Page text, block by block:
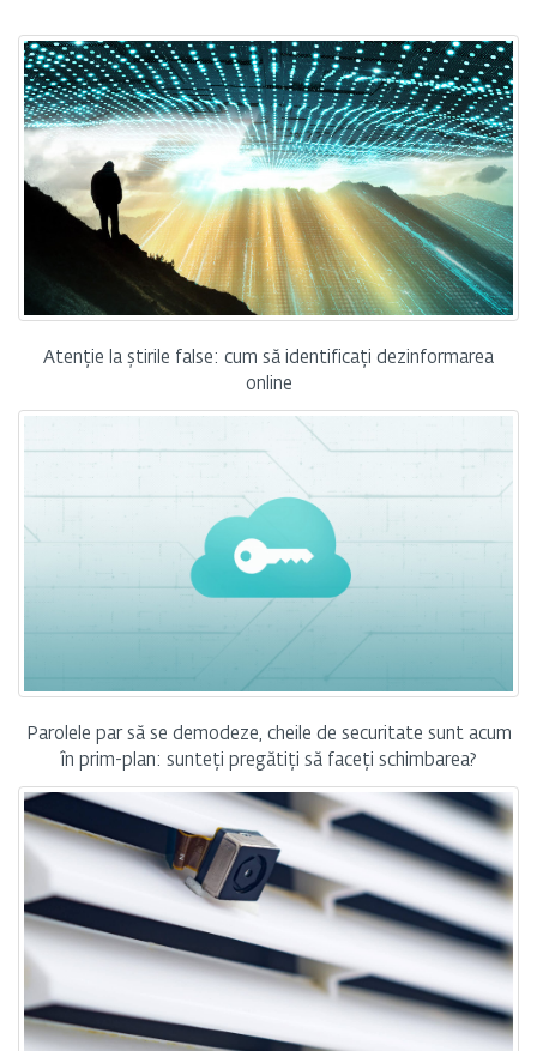
Atenție la știrile false: cum să identificați dezinformarea
online
Parolele par să se demodeze, cheile de securitate sunt acum
în prim-plan: sunteți pregătiți să faceți schimbarea?